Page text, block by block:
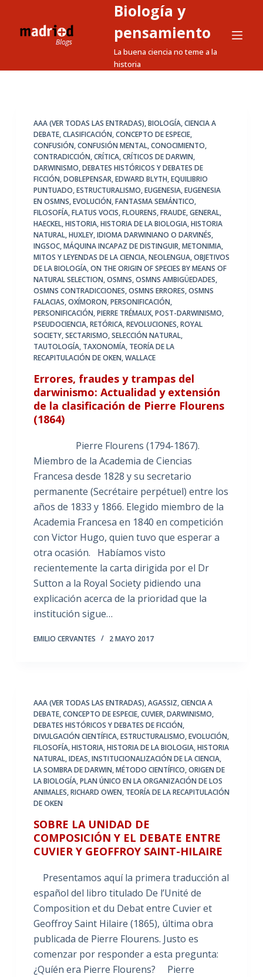
a
Biología y
pensamiento
La buena ciencia no teme a la
historia
AAA (VER TODAS LAS ENTRADAS),BIOLOGÍA,CIENCIA A
DEBATE,CLASIFICACIÓN,CONCEPTO DE ESPECIE,
CONFUSIÓN,CONFUSIÓN MENTAL,CONOCIMIENTO,
CONTRADICCIÓN,CRÍTICA,CRÍTICOS DE DARWIN,
DARWINISMO,DEBATES HISTÓRICOS Y DEBATES DE
FICCIÓN,DOBLEPENSAR,EDWARD BLYTH,EQUILIBRIO
PUNTUADO,ESTRUCTURALISMO,EUGENESIA,EUGENESIA
EN OSMNS,EVOLUCIÓN,FANTASMA SEMÁNTICO,
FILOSOFÍA,FLATUS VOCIS,FLOURENS,FRAUDE,GENERAL,
HAECKEL,HISTORIA,HISTORIA DE LA BIOLOGIA,HISTORIA
NATURAL,HUXLEY,IDIOMA DARWINIANO O DARVINÉS,
INGSOC,MÁQUINA INCAPAZ DE DISTINGUIR,METONIMIA,
MITOS Y LEYENDAS DE LA CIENCIA,NEOLENGUA,OBJETIVOS
DE LA BIOLOGÍA,ON THE ORIGIN OF SPECIES BY MEANS OF
NATURAL SELECTION,OSMNS,OSMNS AMBIGÜEDADES,
OSMNS CONTRADICCIONES,OSMNS ERRORES,OSMNS
FALACIAS,OXÍMORON,PERSONIFICACIÓN,
PERSONIFICACIÓN,PIERRE TRÉMAUX,POST-DARWINISMO,
PSEUDOCIENCIA,RETÓRICA,REVOLUCIONES,ROYAL
SOCIETY,SECTARISMO,SELECCIÓN NATURAL,
TAUTOLOGÍA, TAXONOMÍA, TEORÍA DE LA
RECAPITULACIÓN DE OKEN,WALLACE
Errores, fraudes y trampas del
darwinismo: Actualidad y extensión
de la clasificación de Pierre Flourens
(1864)
Pierre Flourens (1794-1867).
Miembro de la Academia de Ciencias
Francesa desde 1828 y su secretario
permanente (Secrétaire perpétuel) entre los
años de 1833 y 1866. Elegido miembro de la
Academia Francesa en 1840 en competición
con Victor Hugo, quien tuvo que esperar a
otra ocasión. Habíamos visto
recientemente la carta dirigida por el Dr
Sutton a la Royal Society pidiendo una
explicación acerca de la prioridad que la
institución sigue…
EMILIO CERVANTES 2 MAYO 2017
AAA (VER TODAS LAS ENTRADAS),AGASSIZ,CIENCIA A
DEBATE,CONCEPTO DE ESPECIE,CUVIER,DARWINISMO,
DEBATES HISTÓRICOS Y DEBATES DE FICCIÓN,
DIVULGACIÓN CIENTÍFICA,ESTRUCTURALISMO,EVOLUCIÓN,
FILOSOFÍA,HISTORIA,HISTORIA DE LA BIOLOGIA,HISTORIA
NATURAL,IDEAS,INSTITUCIONALIZACIÓN DE LA CIENCIA,
LA SOMBRA DE DARWIN,MÉTODO CIENTÍFICO,ORIGEN DE
LA BIOLOGÍA,PLAN ÚNICO EN LA ORGANIZACIÓN DE LOS
ANIMALES,RICHARD OWEN, TEORÍA DE LA RECAPITULACIÓN
DE OKEN
SOBRE LA UNIDAD DE
COMPOSICIÓN Y EL DEBATE ENTRE
CUVIER Y GEOFFROY SAINT-HILAIRE
Presentamos aquí la primera traducción al
español del libro titulado De l’Unité de
Composition et du Debat entre Cuvier et
Geoffroy Saint Hilaire (1865), última obra
publicada de Pierre Flourens. Justo es
comenzar por responder a esta pregunta:
¿Quíén era Pierre Flourens? Pierre